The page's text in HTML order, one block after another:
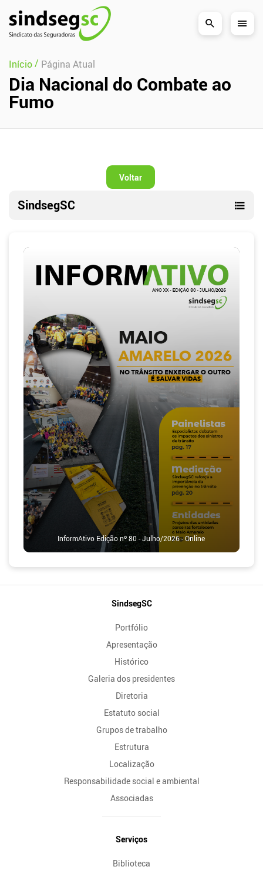
Pular Navegação (s)
Início/ Página Atual
Dia Nacional do Combate ao
Fumo
Voltar
SindsegSC
InformAtivo Edição nº 80 - Julho/2026 - Online
SindsegSC
Portfólio
Apresentação
Histórico
Galeria dos presidentes
Diretoria
Estatuto social
Grupos de trabalho
Estrutura
Localização
Responsabilidade social e ambiental
Associadas
Serviços
Biblioteca